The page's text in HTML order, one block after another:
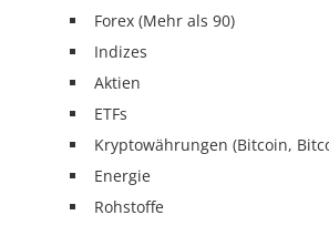
Forex (Mehr als 90)
Indizes
Aktien
ETFs
Kryptowährungen (Bitcoin,
Energie
Rohstoffe